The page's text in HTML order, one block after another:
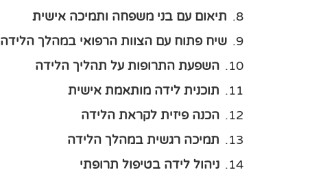
תיאום עם בני משפחה ותמיכה אישית
שיח פתוח עם הצוות הרפואי במהלך הלידה
השפעת התרופות על תהליך הלידה
תוכנית לידה מותאמת אישית
הכנה פיזית לקראת הלידה
תמיכה רגשית במהלך הלידה
ניהול לידה בטיפול תרופתי